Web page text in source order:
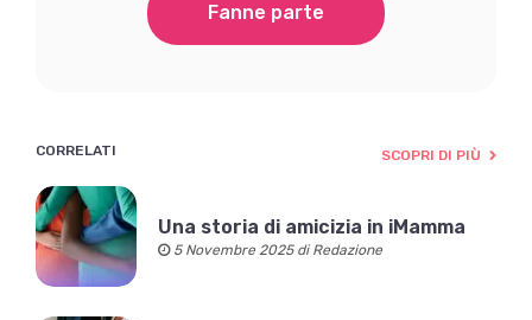
Fanne parte
CORRELATI SCOPRI DI PIÙ
Una storia di amicizia in iMamma
5 Novembre 2025 di Redazione